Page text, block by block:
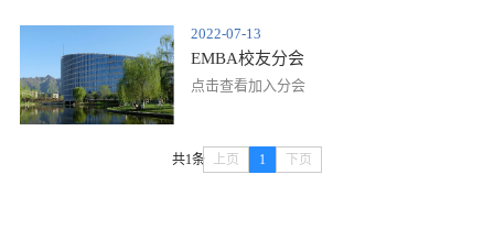
2022-07-13
EMBA校友分会
点击查看加入分会
共1条 上页 1 下页